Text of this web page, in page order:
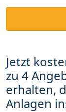
Jetzt
zu 4
erhalten,
Anlagen